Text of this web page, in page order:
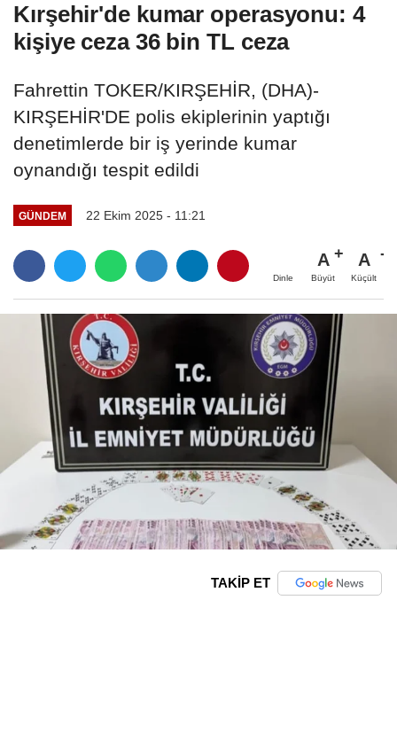
Kırşehir'de kumar operasyonu: 4
kişiye ceza 36 bin TL ceza
Fahrettin TOKER/KIRŞEHİR, (DHA)-
KIRŞEHİR'DE polis ekiplerinin yaptığı
denetimlerde bir iş yerinde kumar
oynandığı tespit edildi
GÜNDEM 22 Ekim 2025 - 11:21
Dinle
A
Büyüt
A
Küçült
TAKİP ET